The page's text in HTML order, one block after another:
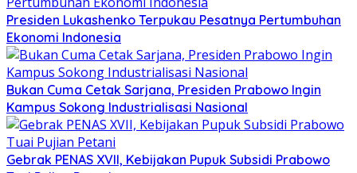
Presiden Lukashenko Terpukau Pesatnya Pertumbuhan
Ekonomi Indonesia
Bukan Cuma Cetak Sarjana, Presiden Prabowo Ingin
Kampus Sokong Industrialisasi Nasional
Gebrak PENAS XVII, Kebijakan Pupuk Subsidi Prabowo